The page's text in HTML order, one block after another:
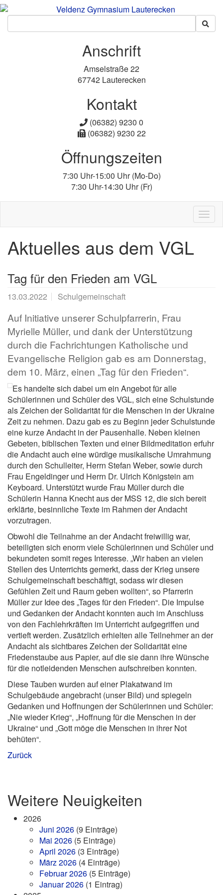
Anschrift
Amselstraße 22
67742 Lauterecken
Kontakt
(06382) 9230 0
(06382) 9230 22
Öffnungszeiten
7:30 Uhr-15:00 Uhr (Mo-Do)
7:30 Uhr-14:30 Uhr (Fr)
Aktuelles aus dem VGL
Tag für den Frieden am VGL
13.03.2022 Schulgemeinschaft
Auf Initiative unserer Schulpfarrerin, Frau
Myrielle Müller, und dank der Unterstützung
durch die Fachrichtungen Katholische und
Evangelische Religion gab es am Donnerstag,
dem 10. März, einen „Tag für den Frieden“.
Es handelte sich dabei um ein Angebot für alle
Schülerinnen und Schüler des VGL, sich eine Schulstunde
als Zeichen der Solidarität für die Menschen in der Ukraine
Zeit zu nehmen. Dazu gab es zu Beginn jeder Schulstunde
eine kurze Andacht in der Pausenhalle. Neben kleinen
Gebeten, biblischen Texten und einer Bildmeditation erfuhr
die Andacht auch eine würdige musikalische Umrahmung
durch den Schulleiter, Herrn Stefan Weber, sowie durch
Frau Engeldinger und Herrn Dr. Ulrich Königstein am
Keyboard. Unterstützt wurde Frau Müller durch die
Schülerin Hanna Knecht aus der MSS 12, die sich bereit
erklärte, besinnliche Texte im Rahmen der Andacht
vorzutragen.
Obwohl die Teilnahme an der Andacht freiwillig war,
beteiligten sich enorm viele Schülerinnen und Schüler und
bekundeten somit reges Interesse. „Wir haben an vielen
Stellen des Unterrichts gemerkt, dass der Krieg unsere
Schulgemeinschaft beschäftigt, sodass wir diesen
Gefühlen Zeit und Raum geben wollten“, so Pfarrerin
Müller zur Idee des „Tages für den Frieden“. Die Impulse
und Gedanken der Andacht konnten auch im Anschluss
von den Fachlehrkräften im Unterricht aufgegriffen und
vertieft werden. Zusätzlich erhielten alle Teilnehmer an der
Andacht als sichtbares Zeichen der Solidarität eine
Friedenstaube aus Papier, auf die sie dann ihre Wünsche
für die notleidenden Menschen aufschreiben konnten.
Diese Tauben wurden auf einer Plakatwand im
Schulgebäude angebracht (unser Bild) und spiegeln
Gedanken und Hoffnungen der Schülerinnen und Schüler:
„Nie wieder Krieg“, „Hoffnung für die Menschen in der
Ukraine“ und „Gott möge die Menschen in ihrer Not
behüten“.
Zurück
Weitere Neuigkeiten
2026
Juni 2026 (9 Einträge)
Mai 2026 (5 Einträge)
April 2026 (3 Einträge)
März 2026 (4 Einträge)
Februar 2026 (5 Einträge)
Januar 2026 (1 Eintrag)